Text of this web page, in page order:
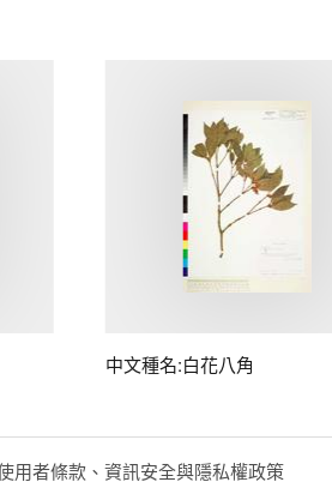
中文種名:白花八角
用者條款、資訊安全與隱私權政策